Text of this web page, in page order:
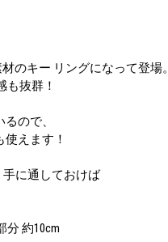
のキー リングになって登場。
も抜群！
ので、
えます！
に通しておけば
分 約10cm